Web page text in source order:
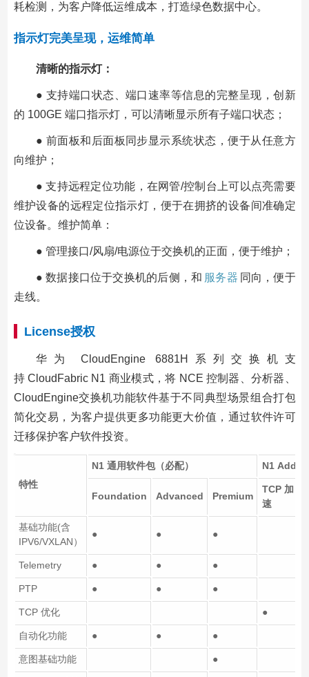
耗检测，为客户降低运维成本，打造绿色数据中心。
指示灯完美呈现，运维简单
清晰的指示灯：
● 支持端口状态、端口速率等信息的完整呈现，创新
的 100GE 端口指示灯，可以清晰显示所有子端口状态；
● 前面板和后面板同步显示系统状态，便于从任意方
向维护；
● 支持远程定位功能，在网管/控制台上可以点亮需要
维护设备的远程定位指示灯，便于在拥挤的设备间准确定
位设备。维护简单：
● 管理接口/风扇/电源位于交换机的正面，便于维护；
● 数据接口位于交换机的后侧，和 服务器 同向，便于
走线。
License授权
华为 CloudEngine 6881H系列交换机支
持 CloudFabric N1 商业模式，将 NCE 控制器、分析器、
CloudEngine交换机功能软件基于不同典型场景组合打包
简化交易，为客户提供更多功能更大价值，通过软件许可
迁移保护客户软件投资。
特性
N1 通用软件包（必配） N1 Add
Foundation Advanced Premium
TCP 加
速
基础功能(含
IPV6/VXLAN）
● ● ●
Telemetry ● ● ●
PTP ● ● ●
TCP 优化 ●
自动化功能 ● ● ●
意图基础功能 ●